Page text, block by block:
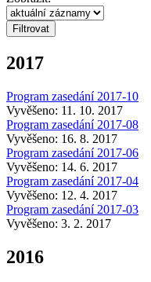
2017
Program zasedání 2017-10
Vyvěšeno: 11. 10. 2017
Program zasedání 2017-08
Vyvěšeno: 16. 8. 2017
Program zasedání 2017-06
Vyvěšeno: 14. 6. 2017
Program zasedání 2017-04
Vyvěšeno: 12. 4. 2017
Program zasedání 2017-03
Vyvěšeno: 3. 2. 2017
2016